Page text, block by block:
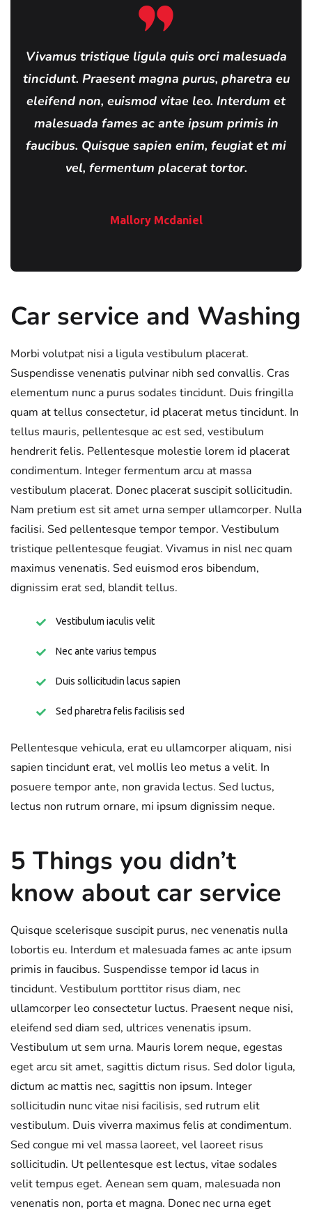
Vivamus tristique ligula quis orci malesuada
tincidunt. Praesent magna purus, pharetra eu
eleifend non, euismod vitae leo. Interdum et
malesuada fames ac ante ipsum primis in
faucibus. Quisque sapien enim, feugiat et mi
vel, fermentum placerat tortor.
Mallory Mcdaniel
Car service and Washing
Morbi volutpat nisi a ligula vestibulum placerat.
Suspendisse venenatis pulvinar nibh sed convallis. Cras
elementum nunc a purus sodales tincidunt. Duis fringilla
quam at tellus consectetur, id placerat metus tincidunt. In
tellus mauris, pellentesque ac est sed, vestibulum
hendrerit felis. Pellentesque molestie lorem id placerat
condimentum. Integer fermentum arcu at massa
vestibulum placerat. Donec placerat suscipit sollicitudin.
Nam pretium est sit amet urna semper ullamcorper. Nulla
facilisi. Sed pellentesque tempor tempor. Vestibulum
tristique pellentesque feugiat. Vivamus in nisl nec quam
maximus venenatis. Sed euismod eros bibendum,
dignissim erat sed, blandit tellus.
Vestibulum iaculis velit
Nec ante varius tempus
Duis sollicitudin lacus sapien
Sed pharetra felis facilisis sed
Pellentesque vehicula, erat eu ullamcorper aliquam, nisi
sapien tincidunt erat, vel mollis leo metus a velit. In
posuere tempor ante, non gravida lectus. Sed luctus,
lectus non rutrum ornare, mi ipsum dignissim neque.
5 Things you didn’t
know about car service
Quisque scelerisque suscipit purus, nec venenatis nulla
lobortis eu. Interdum et malesuada fames ac ante ipsum
primis in faucibus. Suspendisse tempor id lacus in
tincidunt. Vestibulum porttitor risus diam, nec
ullamcorper leo consectetur luctus. Praesent neque nisi,
eleifend sed diam sed, ultrices venenatis ipsum.
Vestibulum ut sem urna. Mauris lorem neque, egestas
eget arcu sit amet, sagittis dictum risus. Sed dolor ligula,
dictum ac mattis nec, sagittis non ipsum. Integer
sollicitudin nunc vitae nisi facilisis, sed rutrum elit
vestibulum. Duis viverra maximus felis at condimentum.
Sed congue mi vel massa laoreet, vel laoreet risus
sollicitudin. Ut pellentesque est lectus, vitae sodales
velit tempus eget. Aenean sem quam, malesuada non
venenatis non, porta et magna. Donec nec urna eget